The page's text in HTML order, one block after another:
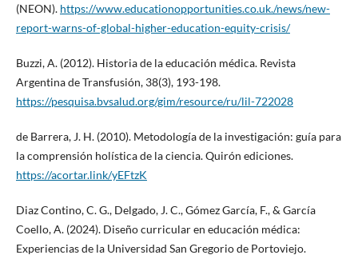
(NEON). https://www.educationopportunities.co.uk./news/new-
report-warns-of-global-higher-education-equity-crisis/
Buzzi, A. (2012). Historia de la educación médica. Revista
Argentina de Transfusión, 38(3), 193-198.
https://pesquisa.bvsalud.org/gim/resource/ru/lil-722028
de Barrera, J. H. (2010). Metodología de la investigación: guía para
la comprensión holística de la ciencia. Quirón ediciones.
https://acortar.link/yEFtzK
Diaz Contino, C. G., Delgado, J. C., Gómez García, F., & García
Coello, A. (2024). Diseño curricular en educación médica:
Experiencias de la Universidad San Gregorio de Portoviejo.